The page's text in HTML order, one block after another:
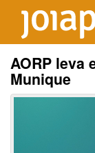
AORP leva
Munique